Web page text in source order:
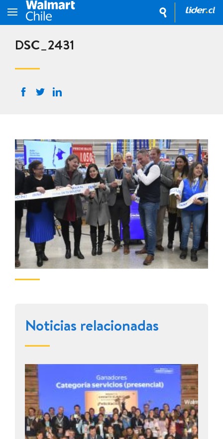
DSC_2431
Noticias relacionadas